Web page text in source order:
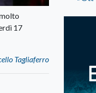
17
Tagliaferro